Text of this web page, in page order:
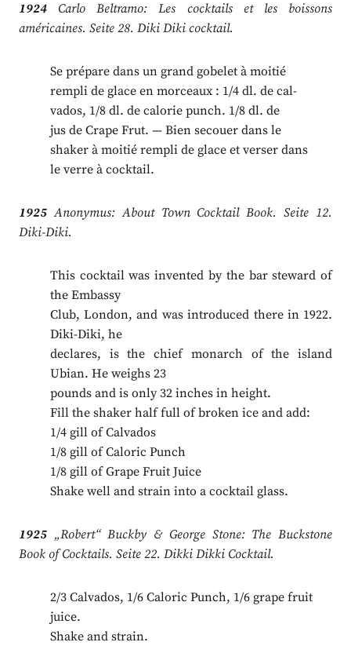
1924Carlo Beltramo: Les cocktails et les boissons
américaines. Seite 28. Diki Diki cocktail.
Se prépare dans un grand gobelet à moitié
rempli de glace en morceaux : 1/4 dl. de cal-
vados, 1/8 dl. de calorie punch. 1/8 dl. de
jus de Crape Frut. — Bien secouer dans le
shaker à moitié rempli de glace et verser dans
le verre à cocktail.
1925Anonymus: About Town Cocktail Book. Seite 12.
Diki-Diki.
This cocktail was invented by the bar steward of
the Embassy
Club, London, and was introduced there in 1922.
Diki-Diki, he
declares, is the chief monarch of the island
Ubian. He weighs 23
pounds and is only 32 inches in height.
Fill the shaker half full of broken ice and add:
1/4 gill of Calvados
1/8 gill of Caloric Punch
1/8 gill of Grape Fruit Juice
Shake well and strain into a cocktail glass.
1925„Robert“ Buckby & George Stone: The Buckstone
Book of Cocktails. Seite 22. Dikki Dikki Cocktail.
2/3 Calvados, 1/6 Caloric Punch, 1/6 grape fruit
juice.
Shake and strain.